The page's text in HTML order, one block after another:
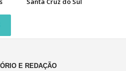
E REDAÇÃO